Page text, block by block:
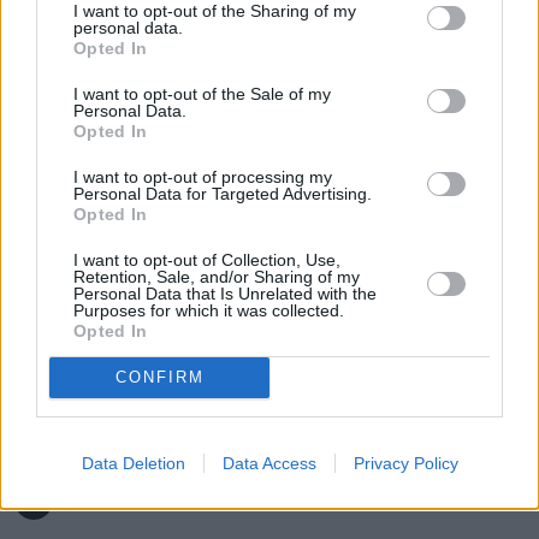
I want to opt-out of the Sharing of my
personal data.
Opted In
I want to opt-out of the Sale of my
Personal Data.
Opted In
I want to opt-out of processing my
Personal Data for Targeted Advertising.
Opted In
I want to opt-out of Collection, Use,
Retention, Sale, and/or Sharing of my
Personal Data that Is Unrelated with the
Purposes for which it was collected.
Opted In
CONFIRM
Data Deletion Data Access Privacy Policy
Nowość od PKP Intercity! |
Ambasada przypomina też, by w przypadku
oszustwa nie zwlekać i jak najszybciej
sprawę na policję.
Nie przegap żadnej ważnej wiadomości i
obserwuj nas w Google News!
Turystyka Wakacje Chorwacja